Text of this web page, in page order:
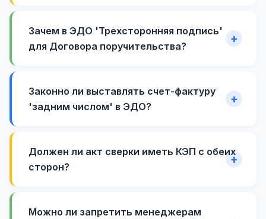
Зачем в ЭДО 'Трехсторонняя подпись'
для Договора поручительства?
Законно ли выставлять счет-фактуру
'задним числом' в ЭДО?
Должен ли акт сверки иметь КЭП с обеих
сторон?
Можно ли запретить менеджерам